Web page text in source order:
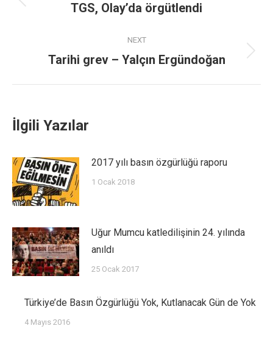
TGS, Olay’da örgütlendi
NEXT
Tarihi grev – Yalçın Ergündoğan
İlgili Yazılar
2017 yılı basın özgürlüğü raporu
1 Ocak 2018
Uğur Mumcu katledilişinin 24. yılında
anıldı
25 Ocak 2017
Türkiye’de Basın Özgürlüğü Yok, Kutlanacak Gün de Yok
4 Mayıs 2016